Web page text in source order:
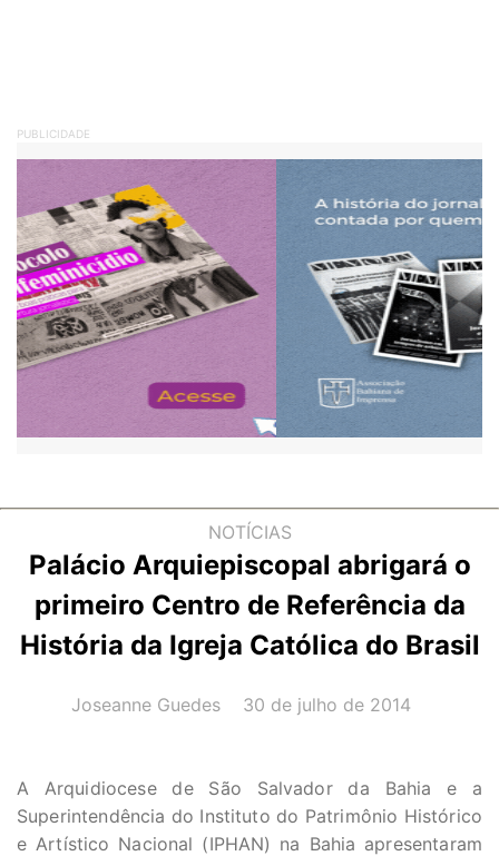
PUBLICIDADE
NOTÍCIAS
Palácio Arquiepiscopal abrigará o
primeiro Centro de Referência da
História da Igreja Católica do Brasil
AUTOR(A):
Joseanne Guedes DATA:
30 de julho de 2014
A Arquidiocese de São Salvador da Bahia e a
Superintendência do Instituto do Patrimônio Histórico
e Artístico Nacional (IPHAN) na Bahia apresentaram